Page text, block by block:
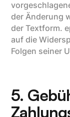
der Änderung
der Textform.
auf die
Folgen seiner
5.